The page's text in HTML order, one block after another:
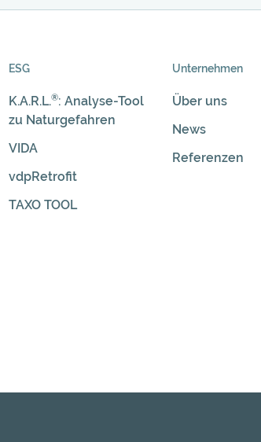
ESG
K.A.R.L.®: Analyse-Tool
zu Naturgefahren
VIDA
vdpRetrofit
TAXO TOOL
Unternehmen
Über uns
News
Referenzen